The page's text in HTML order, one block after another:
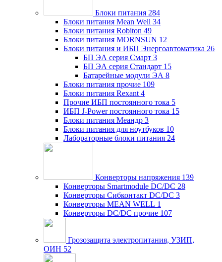
Блоки питания 284
Блоки питания Mean Well 34
Блоки питания Robiton 49
Блоки питания MORNSUN 12
Блоки питания и ИБП Энергоавтоматика 26
БП ЭА серия Смарт 3
БП ЭА серия Стандарт 15
Батарейные модули ЭА 8
Блоки питания прочие 109
Блоки питания Rexant 4
Прочие ИБП постоянного тока 5
ИБП J-Power постоянного тока 15
Блоки питания Меандр 3
Блоки питания для ноутбуков 10
Лабораторные блоки питания 24
Конверторы напряжения 139
Конверторы Smartmodule DC/DC 28
Конверторы Сибконтакт DC/DC 3
Конверторы MEAN WELL 1
Конверторы DC/DC прочие 107
Грозозащита электропитания, УЗИП,
ОИН 52